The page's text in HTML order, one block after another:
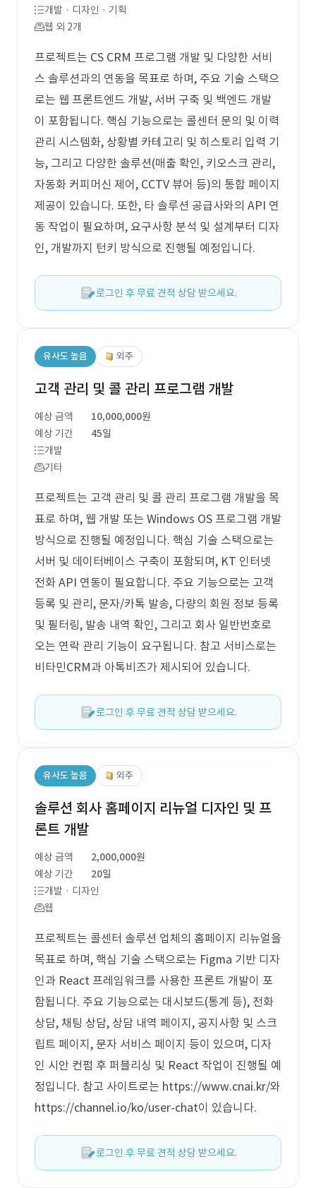
개발 · 디자인 · 기획
웹 외 2개
프로젝트는 CS CRM 프로그램 개발 및 다양한 서비
스 솔루션과의 연동을 목표로 하며, 주요 기술 스택으
로는 웹 프론트엔드 개발, 서버 구축 및 백엔드 개발
이 포함됩니다. 핵심 기능으로는 콜센터 문의 및 이력
관리 시스템화, 상황별 카테고리 및 히스토리 입력 기
능, 그리고 다양한 솔루션(매출 확인, 키오스크 관리,
자동화 커피머신 제어, CCTV 뷰어 등)의 통합 페이지
제공이 있습니다. 또한, 타 솔루션 공급사와의 API 연
동 작업이 필요하며, 요구사항 분석 및 설계부터 디자
인, 개발까지 턴키 방식으로 진행될 예정입니다.
로그인 후 무료 견적 상담 받으세요.
유사도 높음 외주
고객 관리 및 콜 관리 프로그램 개발
예상 금액
10,000,000원
예상 기간
45일
개발
기타
프로젝트는 고객 관리 및 콜 관리 프로그램 개발을 목
표로 하며, 웹 개발 또는 Windows OS 프로그램 개발
방식으로 진행될 예정입니다. 핵심 기술 스택으로는
서버 및 데이터베이스 구축이 포함되며, KT 인터넷
전화 API 연동이 필요합니다. 주요 기능으로는 고객
등록 및 관리, 문자/카톡 발송, 다량의 회원 정보 등록
및 필터링, 발송 내역 확인, 그리고 회사 일반번호로
오는 연락 관리 기능이 요구됩니다. 참고 서비스로는
비타민CRM과 아톡비즈가 제시되어 있습니다.
로그인 후 무료 견적 상담 받으세요.
유사도 높음 외주
솔루션 회사 홈페이지 리뉴얼 디자인 및 프
론트 개발
예상 금액
2,000,000원
예상 기간
20일
개발 · 디자인
웹
프로젝트는 콜센터 솔루션 업체의 홈페이지 리뉴얼을
목표로 하며, 핵심 기술 스택으로는 Figma 기반 디자
인과 React 프레임워크를 사용한 프론트 개발이 포
함됩니다. 주요 기능으로는 대시보드(통계 등), 전화
상담, 채팅 상담, 상담 내역 페이지, 공지사항 및 스크
립트 페이지, 문자 서비스 페이지 등이 있으며, 디자
인 시안 컨펌 후 퍼블리싱 및 React 작업이 진행될 예
정입니다. 참고 사이트로는 https://www.cnai.kr/와
https://channel.io/ko/user-chat이 있습니다.
로그인 후 무료 견적 상담 받으세요.